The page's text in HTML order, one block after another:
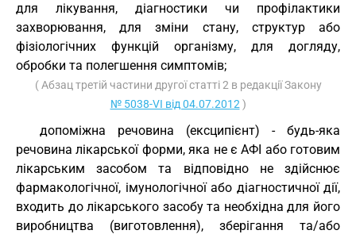
для лікування, діагностики чи профілактики
захворювання, для зміни стану, структур або
фізіологічних функцій організму, для догляду,
обробки та полегшення симптомів;
( Абзац третій частини другої статті 2 в редакції Закону
№ 5038-VI від 04.07.2012 )
допоміжна речовина (ексципієнт) - будь-яка
речовина лікарської форми, яка не є АФІ або готовим
лікарським засобом та відповідно не здійснює
фармакологічної, імунологічної або діагностичної дії,
входить до лікарського засобу та необхідна для його
виробництва (виготовлення), зберігання та/або